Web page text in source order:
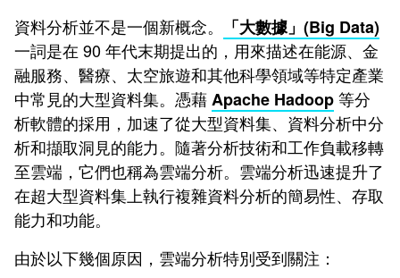
資料分析並不是一個新概念。
「大數據」(Big Data)
一詞是在 90 年代末期提出的，用來描述在能源、金
融服務、醫療、太空旅遊和其他科學領域等特定產業
中常見的大型資料集。憑藉Apache Hadoop等分
析軟體的採用，加速了從大型資料集、資料分析中分
析和擷取洞見的能力。隨著分析技術和工作負載移轉
至雲端，它們也稱為雲端分析。雲端分析迅速提升了
在超大型資料集上執行複雜資料分析的簡易性、存取
能力和功能。
由於以下幾個原因，雲端分析特別受到關注：